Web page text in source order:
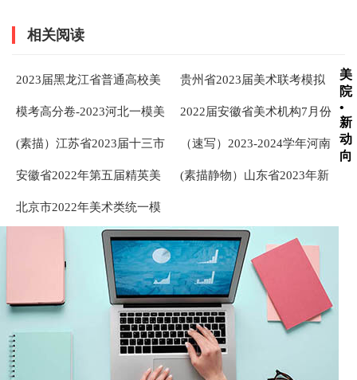
相关阅读
2023届黑龙江省普通高校美
（素描）优秀试卷 ... ...
贵州省2023届美术联考模拟
模考高分卷-2023河北一模美
2022届安徽省美术机构7月份
(素描）江苏省2023届十三市
一次模拟考试素描头像优秀
（速写）2023-2024学年河南
卷
安徽省2022年第五届精英美
卷
(素描静物）山东省2023年新
... ...
北京市2022年美术类统一模
拟考试（色彩）高分卷
美
院
•
新
动
向